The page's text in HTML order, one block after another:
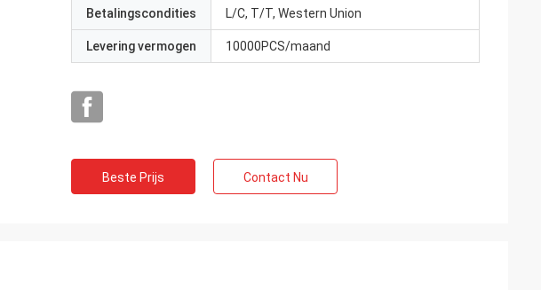
Het is erg prettig om met echte
professionals te werken. Ze zijn attent en
reageren snel.
Betalingscondities L/C, T/T, Western Union
Levering vermogen 10000PCS/maand
Beste Prijs Contact Nu